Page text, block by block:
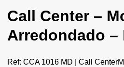
Call Center –
Arredondado –
Ref: CCA 1016 MD | Call